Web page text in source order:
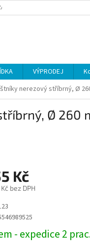
OSOBNÍCH ÚDAJŮ
VÝPRODEJ
nerezový stříbrný, Ø
Ø 260
Kč
bez DPH
- expedice 2